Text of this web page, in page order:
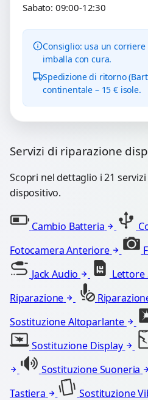
Sabato: 09:00-12:30
Consiglio: usa un
imballa con cura.
Spedizione di ritorno
continentale – 15 € isole.
Servizi di riparazione
Scopri nel dettaglio i 21
dispositivo.
Cambio Batteria
Fotocamera Anteriore
Jack Audio
Lettore
Riparazione
Sostituzione Altoparlante
Sostituzione Display
Sostituzione Suoneria
Tastiera
Sostituzione